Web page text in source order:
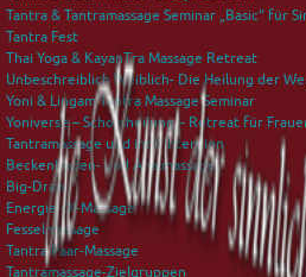
Tantra & Tantramassage Seminar „Basic“ für
Tantra Fest
Thai Yoga & KayanTra Massage Retreat
Unbeschreiblich Weiblich- Die Heilung der
Yoni & Lingam Tantra Massage Seminar
Yoniverse – Schossheilung – Retreat für
Tantramassage und ihre Intention
Beckenboden- und Analmassage
Big-Draw
Energie-Öl-Massage
Fesselmassage
Tantra Paar-Massage
Tantramassage-Zielgruppen